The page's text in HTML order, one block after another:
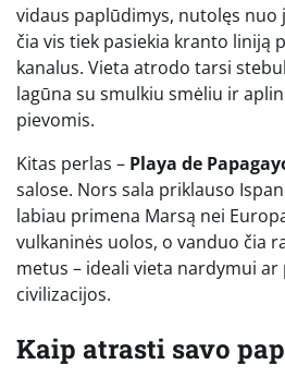
vidaus paplūdimys, nutolęs nuo
čia vis tiek pasiekia kranto liniją
kanalus. Vieta atrodo tarsi
lagūna su smulkiu smėliu ir
pievomis.
Kitas perlas – Playa de
salose. Nors sala priklauso
labiau primena Marsą nei
vulkaninės uolos, o vanduo čia
metus – ideali vieta nardymui
civilizacijos.
Kaip atrasti savo